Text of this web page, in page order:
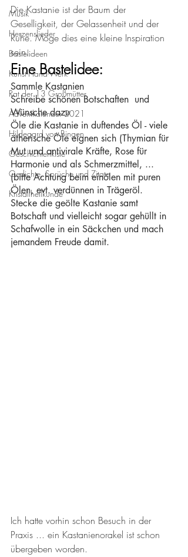
Musik
Herzenslieder
Bastelideen
Kunst-Hand-Werk
Rat der 13 Großmütter
Adventkalender 2021
Hildegard von Bingen
Geschichtenkiste
Gedichte, Sprüche und Zitate
Kristallheilkunde
Die Kastanie ist der Baum der
Geselligkeit, der Gelassenheit und der
Ruhe. Möge dies eine kleine Inspiration
sein.
Eine Bastelidee:
Sammle Kastanien
Schreibe schönen Botschaften  und
Wünsche dazu
Öle die Kastanie in duftendes Öl - viele
ätherische Öle eignen sich (Thymian für
Mut und antivirale Kräfte, Rose für
Harmonie und als Schmerzmittel, ...
(bitte Achtung beim einölen mit puren
Ölen, evt. verdünnen in Trägeröl.
Stecke die geölte Kastanie samt
Botschaft und vielleicht sogar gehüllt in
Schafwolle in ein Säckchen und mach
jemandem Freude damit.
Ich hatte vorhin schon Besuch in der
Praxis ... ein Kastanienorakel ist schon
übergeben worden.